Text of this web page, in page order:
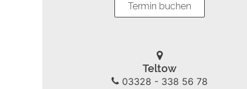
Termin buchen
Teltow
03328 - 338 56 78